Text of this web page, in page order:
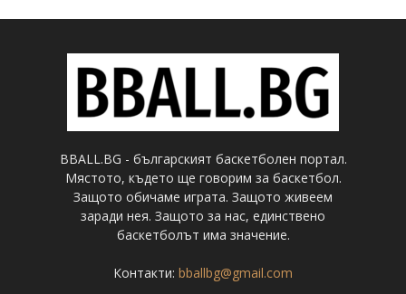
BBALL.BG - българският баскетболен портал.
Мястото, където ще говорим за баскетбол.
Защото обичаме играта. Защото живеем
заради нея. Защото за нас, единствено
баскетболът има значение.
Контакти: bballbg@gmail.com